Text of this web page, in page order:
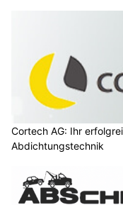
Cortech AG: Ihr
Abdichtungstechnik